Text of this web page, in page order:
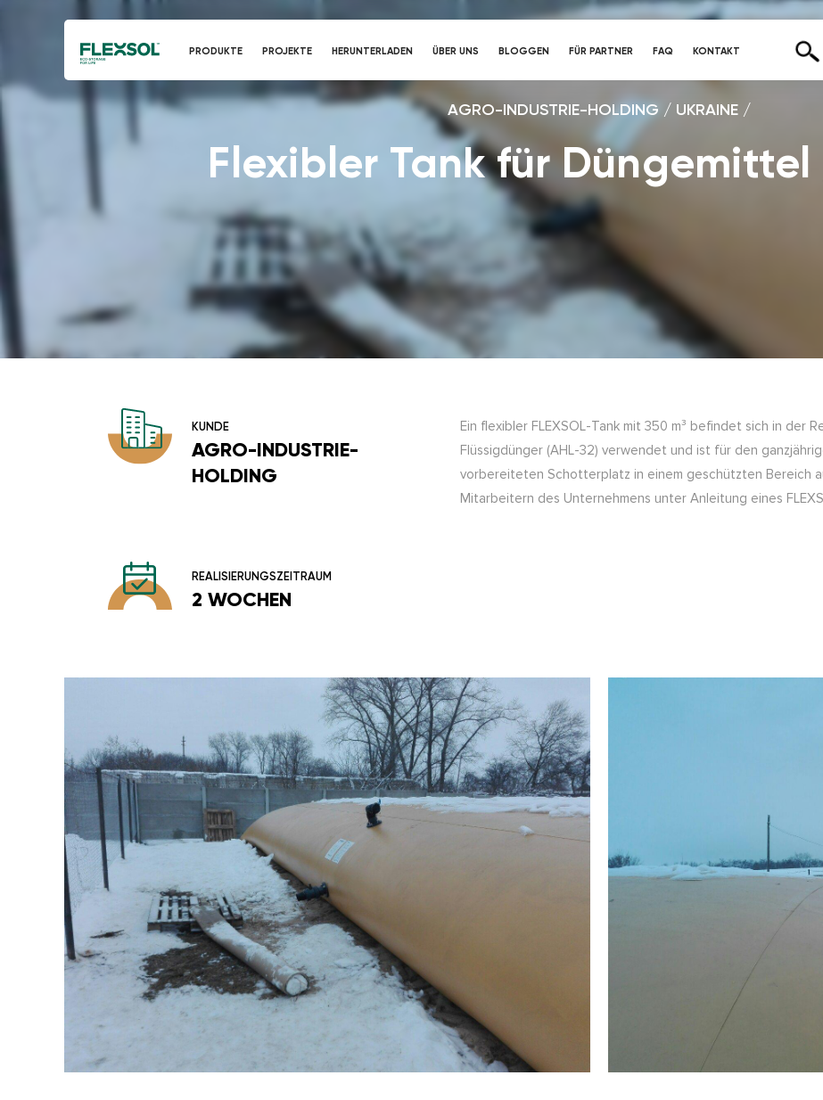
PRODUKTE PROJEKTE HERUNTERLADEN ÜBER UNS BLOGGEN FÜR PARTNER FAQ KONTAKT
AGRO-INDUSTRIE-HOLDING / UKRAINE /
Flexibler Tank für Düngemittel
KUNDE
AGRO-INDUSTRIE-
HOLDING
REALISIERUNGSZEITRAUM
2 WOCHEN
Ein flexibler FLEXSOL-Tank mit 350 m³ befindet sich in der
Flüssigdünger (AHL-32) verwendet und ist für den
vorbereiteten Schotterplatz in einem geschützten Bereich
Mitarbeitern des Unternehmens unter Anleitung eines